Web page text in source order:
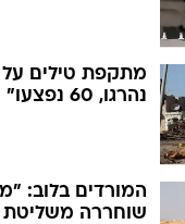
נהרגו, 60 נפצעו"
המורדים בלוב:
שוחררה משליטת